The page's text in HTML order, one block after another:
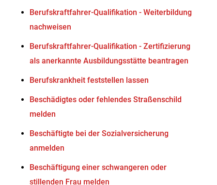
Berufskraftfahrer-Qualifikation - Weiterbildung
nachweisen
Berufskraftfahrer-Qualifikation - Zertifizierung
als anerkannte Ausbildungsstätte beantragen
Berufskrankheit feststellen lassen
Beschädigtes oder fehlendes Straßenschild
melden
Beschäftigte bei der Sozialversicherung
anmelden
Beschäftigung einer schwangeren oder
stillenden Frau melden